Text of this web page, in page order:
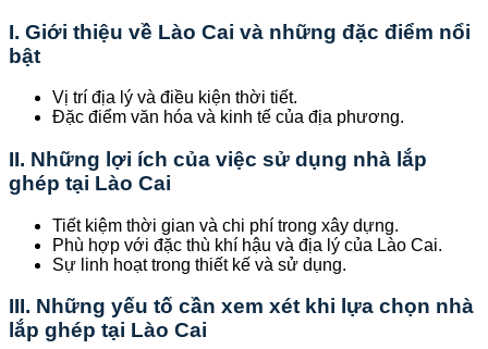
I. Giới thiệu về Lào Cai và những đặc điểm nổi
bật
Vị trí địa lý và điều kiện thời tiết.
Đặc điểm văn hóa và kinh tế của địa phương.
II. Những lợi ích của việc sử dụng nhà lắp
ghép tại Lào Cai
Tiết kiệm thời gian và chi phí trong xây dựng.
Phù hợp với đặc thù khí hậu và địa lý của Lào Cai.
Sự linh hoạt trong thiết kế và sử dụng.
III. Những yếu tố cần xem xét khi lựa chọn nhà
lắp ghép tại Lào Cai